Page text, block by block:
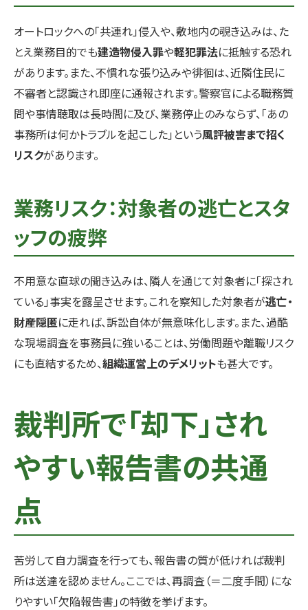
オートロックへの「共連れ」侵入や、敷地内の覗き込みは、た
とえ業務目的でも建造物侵入罪や軽犯罪法に抵触する恐れ
があります。また、不慣れな張り込みや徘徊は、近隣住民に
不審者と認識され即座に通報されます。警察官による職務質
問や事情聴取は長時間に及び、業務停止のみならず、「あの
事務所は何かトラブルを起こした」という風評被害まで招く
リスクがあります。
業務リスク：対象者の逃亡とスタ
ッフの疲弊
不用意な直球の聞き込みは、隣人を通じて対象者に「探され
ている」事実を露呈させます。これを察知した対象者が逃亡・
財産隠匿に走れば、訴訟自体が無意味化します。また、過酷
な現場調査を事務員に強いることは、労働問題や離職リスク
にも直結するため、組織運営上のデメリットも甚大です。
裁判所で「却下」され
やすい報告書の共通
点
苦労して自力調査を行っても、報告書の質が低ければ裁判
所は送達を認めません。ここでは、再調査（＝二度手間）にな
りやすい「欠陥報告書」の特徴を挙げます。